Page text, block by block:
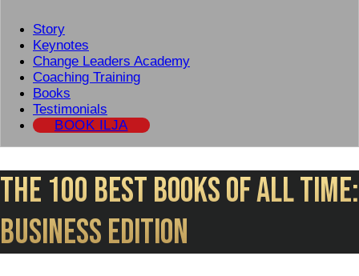
Story
Keynotes
Change Leaders Academy
Coaching Training
Books
Testimonials
BOOK ILJA
The 100 best books of all time:
Business Edition